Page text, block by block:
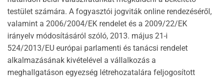
testület számára. A fogyasztói jogviták online rendezéséről,
valamint a 2006/2004/EK rendelet és a 2009/22/EK
irányelv módosításáról szóló, 2013. május 21-i
524/2013/EU európai parlamenti és tanácsi rendelet
alkalmazásának kivételével a vállalkozás a
meghallgatáson egyezség létrehozatalára feljogosított